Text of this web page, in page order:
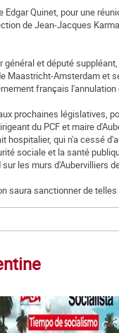
Quinet, pour une
de Jean-Jacques
et député
Amsterdam et
français
prochaines législatives,
du PCF et maire
hospitalier, qui n'a cessé
sociale et la santé
les murs d'Aubervilliers
saura sanctionner de